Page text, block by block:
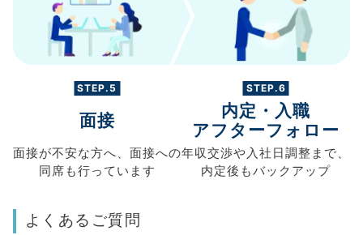
STEP.5
面接
面接が不安な方へ、 面接への
同席も行っています
STEP.6
内定・入職
アフターフォロー
年収交渉や入社日調整まで、
内定後もバックアップ
よくあるご質問